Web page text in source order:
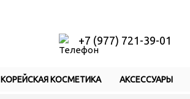
+7 (977) 721-39-01
КОРЕЙСКАЯ КОСМЕТИКА АКСЕССУАРЫ